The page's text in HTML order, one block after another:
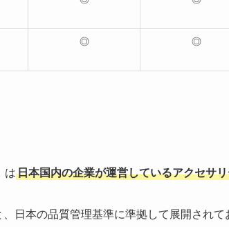
◎ ◎
は日本国内の企業が運営しているアクセサ
日本の品質管理基準に準拠して展開され